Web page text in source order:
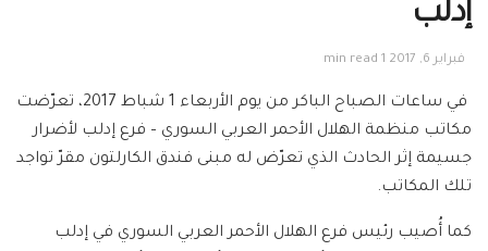
إدلب
فبراير 6, 2017 1 min read
في ساعات الصباح الباكر من يوم الأربعاء 1 شباط 2017، تعرّضت
مكاتب منظمة الهلال الأحمر العربي السوري – فرع إدلب لأضرار
جسيمة إثر الحادث الذي تعرّض له مبنى فندق الكارلتون مقرّ تواجد
تلك المكاتب.
كما أُصيب رئيس فرع الهلال الأحمر العربي السوري في إدلب